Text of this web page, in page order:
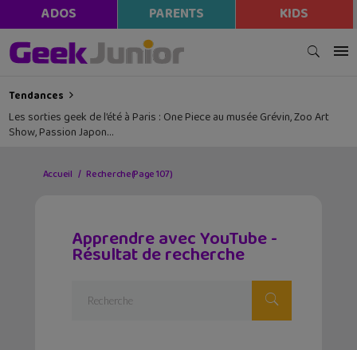
ADOS PARENTS KIDS
Tendances
Les sorties geek de l’été à Paris : One Piece au musée Grévin, Zoo Art
Show, Passion Japon…
Accueil Recherche(Page 107)
Apprendre avec YouTube -
Résultat de recherche